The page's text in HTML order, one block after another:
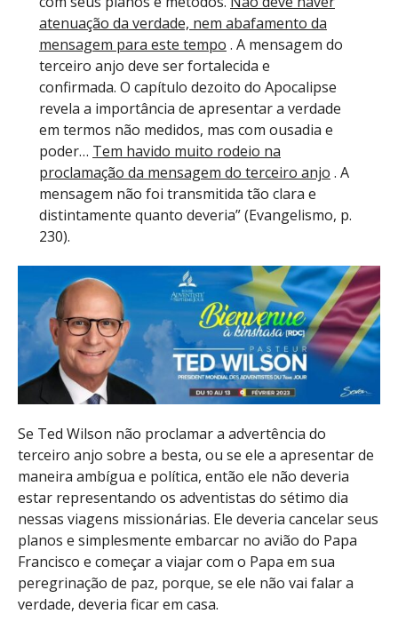
atenuação da verdade, nem abafamento da
mensagem para este tempo . A mensagem do
terceiro anjo deve ser fortalecida e
confirmada. O capítulo dezoito do Apocalipse
revela a importância de apresentar a verdade
em termos não medidos, mas com ousadia e
poder… Tem havido muito rodeio na
proclamação da mensagem do terceiro anjo . A
mensagem não foi transmitida tão clara e
distintamente quanto deveria” (Evangelismo, p.
230).
Se Ted Wilson não proclamar a advertência do
terceiro anjo sobre a besta, ou se ele a apresentar de
maneira ambígua e política, então ele não deveria
estar representando os adventistas do sétimo dia
nessas viagens missionárias. Ele deveria cancelar seus
planos e simplesmente embarcar no avião do Papa
Francisco e começar a viajar com o Papa em sua
peregrinação de paz, porque, se ele não vai falar a
verdade, deveria ficar em casa.